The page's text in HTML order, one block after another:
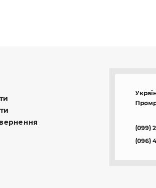
(099)
(096)